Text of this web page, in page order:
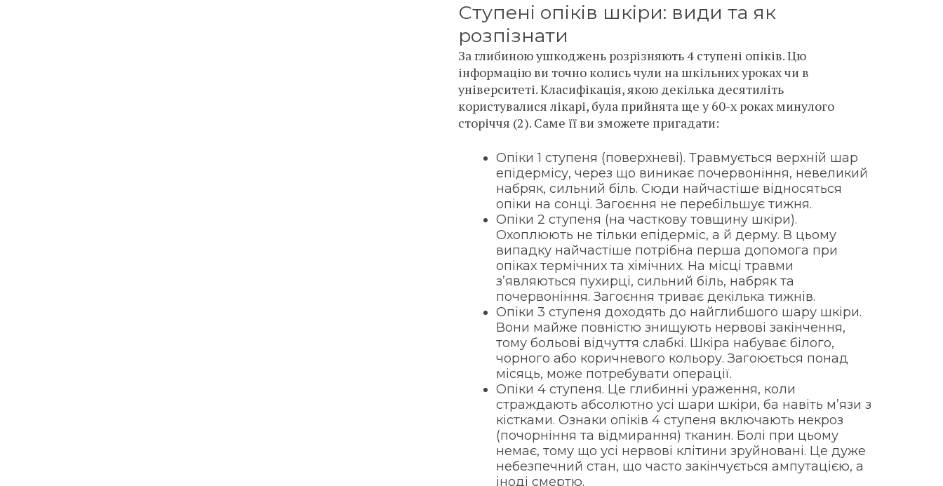
Ступені опіків шкіри: види та як
розпізнати
За глибиною ушкоджень розрізняють 4 ступені опіків. Цю
інформацію ви точно колись чули на шкільних уроках чи в
університеті. Класифікація, якою декілька десятиліть
користувалися лікарі, була прийнята ще у 60-х роках минулого
сторіччя (2). Саме її ви зможете пригадати:
Опіки 1 ступеня (поверхневі). Травмується верхній шар
епідермісу, через що виникає почервоніння, невеликий
набряк, сильний біль. Сюди найчастіше відносяться
опіки на сонці. Загоєння не перебільшує тижня.
Опіки 2 ступеня (на часткову товщину шкіри).
Охоплюють не тільки епідерміс, а й дерму. В цьому
випадку найчастіше потрібна перша допомога при
опіках термічних та хімічних. На місці травми
з’являються пухирці, сильний біль, набряк та
почервоніння. Загоєння триває декілька тижнів.
Опіки 3 ступеня доходять до найглибшого шару шкіри.
Вони майже повністю знищують нервові закінчення,
тому больові відчуття слабкі. Шкіра набуває білого,
чорного або коричневого кольору. Загоюється понад
місяць, може потребувати операції.
Опіки 4 ступеня. Це глибинні ураження, коли
страждають абсолютно усі шари шкіри, ба навіть м’язи з
кістками. Ознаки опіків 4 ступеня включають некроз
(почорніння та відмирання) тканин. Болі при цьому
немає, тому що усі нервові клітини зруйновані. Це дуже
небезпечний стан, що часто закінчується ампутацією, а
іноді смертю.